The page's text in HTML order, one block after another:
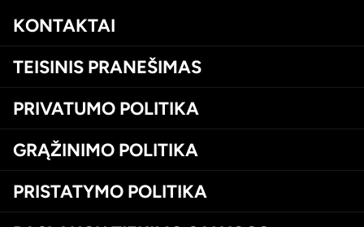
KONTAKTAI
TEISINIS PRANEŠIMAS
PRIVATUMO POLITIKA
GRĄŽINIMO POLITIKA
PRISTATYMO POLITIKA